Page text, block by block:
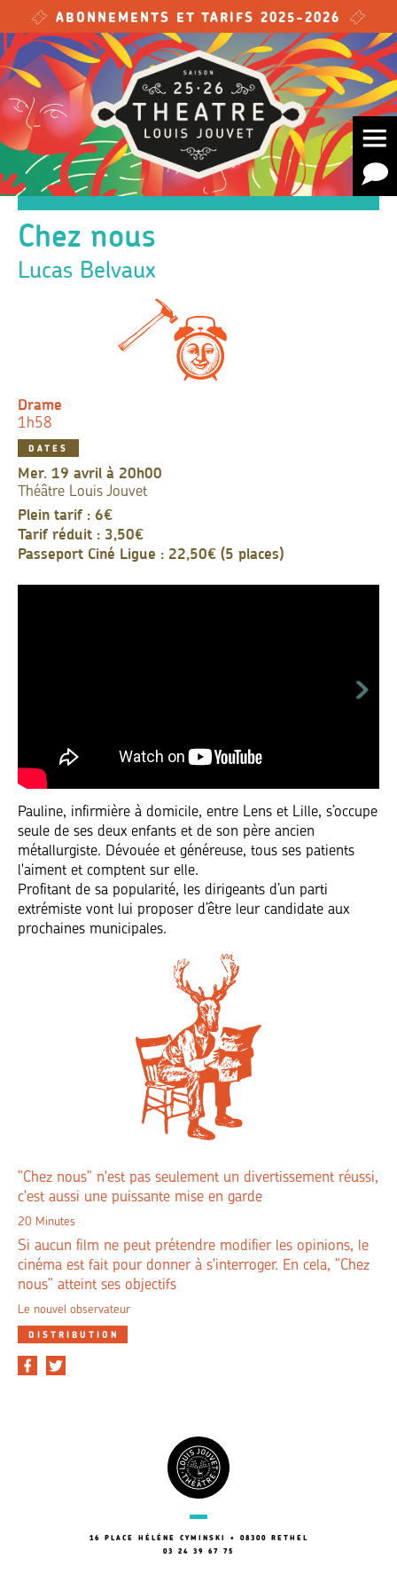
Skip to main content
ABONNEMENTS ET TARIFS 2025-2026
Chez nous
Lucas Belvaux
Drame
1h58
DATES
mer. 19 avril à 20h00
Théâtre Louis Jouvet
Plein tarif : 6€
Tarif réduit : 3,50€
Passeport Ciné Ligue : 22,50€ (5 places)
Pauline, infirmière à domicile, entre Lens et Lille, s’occupe
seule de ses deux enfants et de son père ancien
métallurgiste. Dévouée et généreuse, tous ses patients
l'aiment et comptent sur elle.
Profitant de sa popularité, les dirigeants d’un parti
extrémiste vont lui proposer d’être leur candidate aux
prochaines municipales.
"Chez nous" n'est pas seulement un divertissement réussi,
c'est aussi une puissante mise en garde
20 Minutes
Si aucun film ne peut prétendre modifier les opinions, le
cinéma est fait pour donner à s'interroger. En cela, "Chez
nous" atteint ses objectifs
Le nouvel observateur
DISTRIBUTION
16 PLACE HÉLÈNE CYMINSKI • 08300 RETHEL
03 24 39 67 75